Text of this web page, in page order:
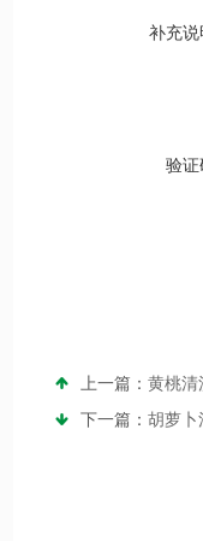
补充说
验证
上一篇： 黄桃清
下一篇： 胡萝卜